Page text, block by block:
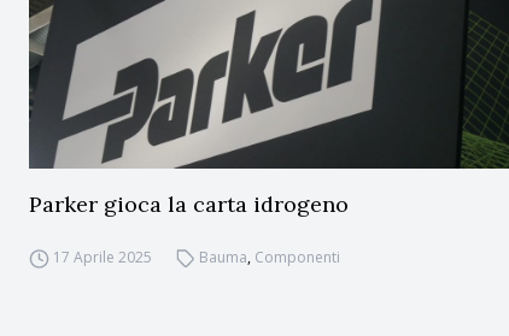
Parker gioca la carta idrogeno
17 Aprile 2025 Bauma, Componenti